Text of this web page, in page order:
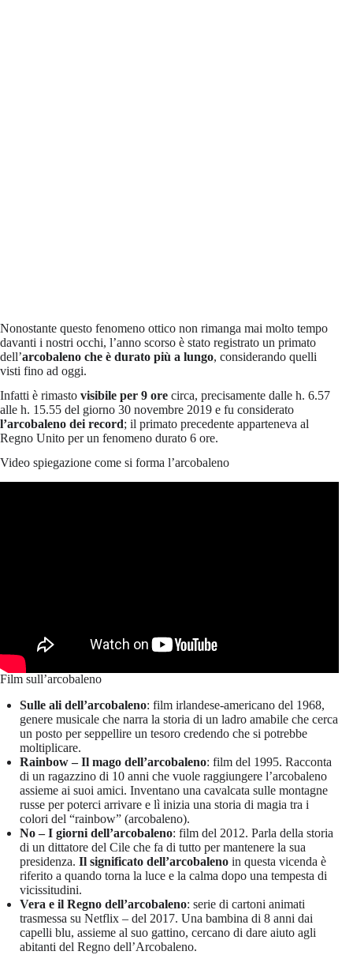
Nonostante questo fenomeno ottico non rimanga mai molto tempo
davanti i nostri occhi, l’anno scorso è stato registrato un primato
dell’arcobaleno che è durato più a lungo, considerando quelli
visti fino ad oggi.
Infatti è rimasto visibile per 9 ore circa, precisamente dalle h. 6.57
alle h. 15.55 del giorno 30 novembre 2019 e fu considerato
l’arcobaleno dei record; il primato precedente apparteneva al
Regno Unito per un fenomeno durato 6 ore.
Video spiegazione come si forma l’arcobaleno
Film sull’arcobaleno
Sulle ali dell’arcobaleno: film irlandese-americano del 1968,
genere musicale che narra la storia di un ladro amabile che cerca
un posto per seppellire un tesoro credendo che si potrebbe
moltiplicare.
Rainbow – Il mago dell’arcobaleno: film del 1995. Racconta
di un ragazzino di 10 anni che vuole raggiungere l’arcobaleno
assieme ai suoi amici. Inventano una cavalcata sulle montagne
russe per poterci arrivare e lì inizia una storia di magia tra i
colori del “rainbow” (arcobaleno).
No – I giorni dell’arcobaleno: film del 2012. Parla della storia
di un dittatore del Cile che fa di tutto per mantenere la sua
presidenza. Il significato dell’arcobaleno in questa vicenda è
riferito a quando torna la luce e la calma dopo una tempesta di
vicissitudini.
Vera e il Regno dell’arcobaleno: serie di cartoni animati
trasmessa su Netflix – del 2017. Una bambina di 8 anni dai
capelli blu, assieme al suo gattino, cercano di dare aiuto agli
abitanti del Regno dell’Arcobaleno.